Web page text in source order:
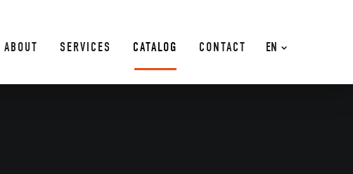
EN
ABOUT SERVICES CATALOG CONTACT